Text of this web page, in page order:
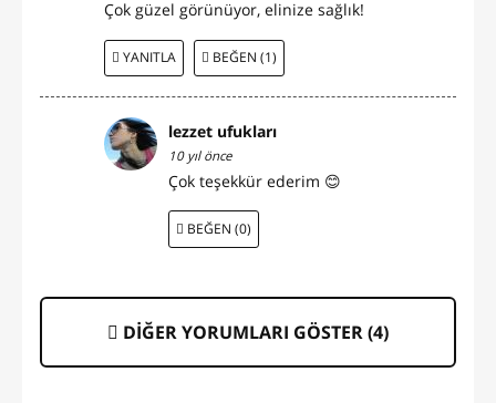
Çok güzel görünüyor, elinize sağlık!
YANITLA BEĞEN (1)
lezzet ufukları
10 yıl önce
Çok teşekkür ederim 😊
BEĞEN (0)
DİĞER YORUMLARI GÖSTER (4)